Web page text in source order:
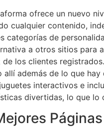
ofrece un nuevo
cualquier contenido,
categorías de
a otros sitios para
los clientes
allí además de lo que
interactivos e
divertidas, lo que lo